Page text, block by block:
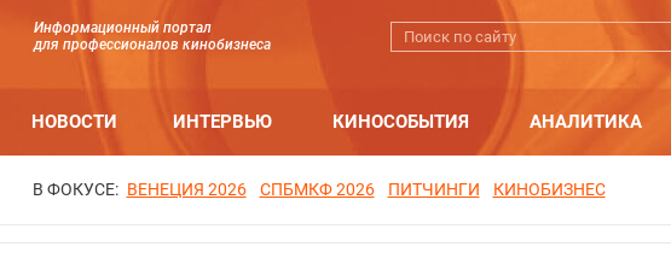
Информационный портал
для профессионалов кинобизнеса
НОВОСТИ ИНТЕРВЬЮ КИНОСОБЫТИЯ АНАЛИТИКА
В ФОКУСЕ: ВЕНЕЦИЯ 2026 СПБМКФ 2026 ПИТЧИНГИ КИНОБИЗНЕС